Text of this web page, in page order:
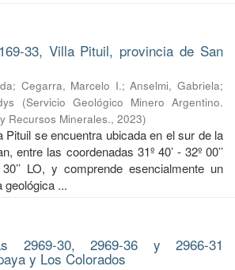
33, Villa Pituil, provincia de San
; Cegarra, Marcelo I.;Anselmi, Gabriela;
(Servicio Geológico Minero Argentino.
Recursos Minerales., 2023)
Pituil se encuentra ubicada en el sur de la
entre las coordenadas 31º 40’ - 32º 00’’
LO, y comprende esencialmente un
geológica ...
2969-30, 2969-36 y 2966-31
y Los Colorados